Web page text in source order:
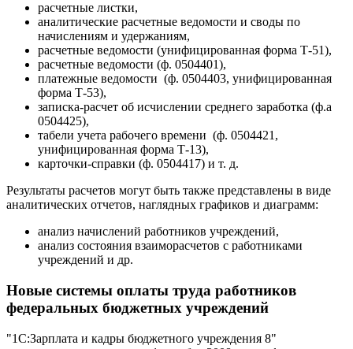
расчетные листки,
аналитические расчетные ведомости и своды по
начислениям и удержаниям,
расчетные ведомости (унифицированная форма Т-51),
расчетные ведомости (ф. 0504401),
платежные ведомости (ф. 0504403, унифицированная
форма Т-53),
записка-расчет об исчислении среднего заработка (ф.а
0504425),
табели учета рабочего времени (ф. 0504421,
унифицированная форма Т-13),
карточки-справки (ф. 0504417) и т. д.
Результаты расчетов могут быть также представлены в виде
аналитических отчетов, наглядных графиков и диаграмм:
анализ начислений работников учреждений,
анализ состояния взаиморасчетов с работниками
учреждений и др.
Новые системы оплаты труда работников
федеральных бюджетных учреждений
"1С:Зарплата и кадры бюджетного учреждения 8"